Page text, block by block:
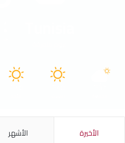
الأخيرة الأشهر